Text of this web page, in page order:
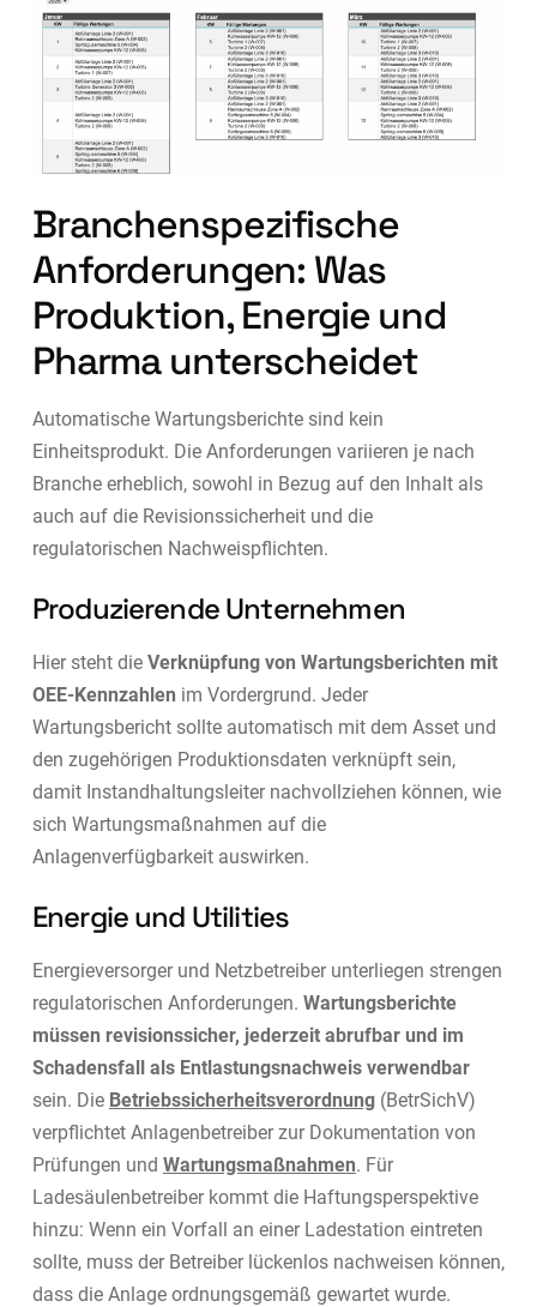
Branchenspezifische
Anforderungen: Was
Produktion, Energie und
Pharma unterscheidet
Automatische Wartungsberichte sind kein
Einheitsprodukt. Die Anforderungen variieren je nach
Branche erheblich, sowohl in Bezug auf den Inhalt als
auch auf die Revisionssicherheit und die
regulatorischen Nachweispflichten.
Produzierende Unternehmen
Hier steht die Verknüpfung von Wartungsberichten mit
OEE-Kennzahlen im Vordergrund. Jeder
Wartungsbericht sollte automatisch mit dem Asset und
den zugehörigen Produktionsdaten verknüpft sein,
damit Instandhaltungsleiter nachvollziehen können, wie
sich Wartungsmaßnahmen auf die
Anlagenverfügbarkeit auswirken.
Energie und Utilities
Energieversorger und Netzbetreiber unterliegen strengen
regulatorischen Anforderungen. Wartungsberichte
müssen revisionssicher, jederzeit abrufbar und im
Schadensfall als Entlastungsnachweis verwendbar
sein. Die Betriebssicherheitsverordnung(BetrSichV)
verpflichtet Anlagenbetreiber zur Dokumentation von
Prüfungen und Wartungsmaßnahmen. Für
Ladesäulenbetreiber kommt die Haftungsperspektive
hinzu: Wenn ein Vorfall an einer Ladestation eintreten
sollte, muss der Betreiber lückenlos nachweisen können,
dass die Anlage ordnungsgemäß gewartet wurde.